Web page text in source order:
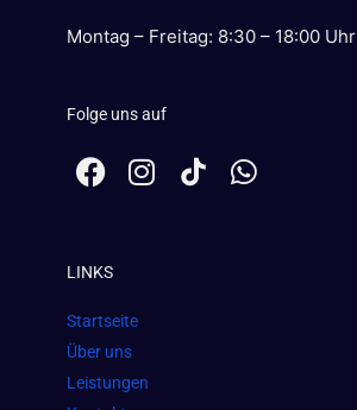
Montag – Freitag: 8:30 – 18:00 Uhr
Folge uns auf
F
a
b
o
o
k
I
n
m
W
h
LINKS
Startseite
Über uns
Leistungen